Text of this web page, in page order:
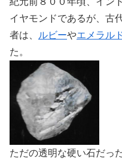
イヤモンドであるが、古
者は、
ルビーやエメラル
た。
ただの透明な硬い石だっ